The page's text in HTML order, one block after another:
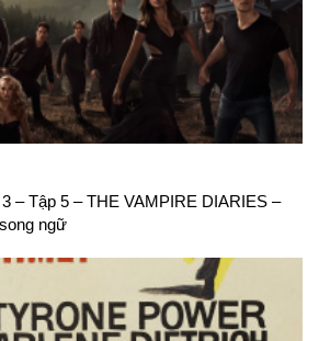
– Tập 5 – THE VAMPIRE DIARIES –
ngữ